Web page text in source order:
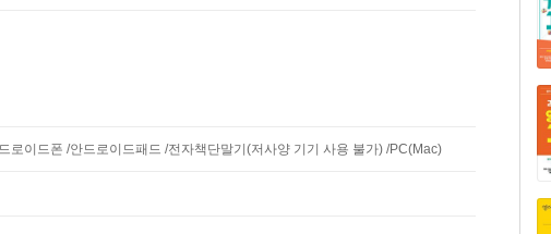
로이드폰 /안드로이드패드 /전자책단말기(저사양 기기 사용 불가) /PC(Mac)